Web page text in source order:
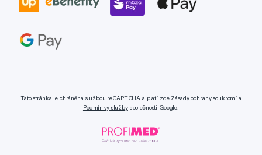
Tato stránka je chráněna službou reCAPTCHA a platí zde Zásady ochrany soukromí a
Podmínky službyspolečnosti Google.